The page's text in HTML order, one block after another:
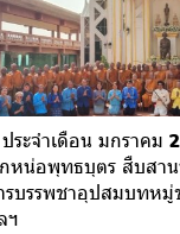
ประจำเดือน มกราค
หน่อพุทธบุตร สืบสา
บรรพชาอุปสมบทหมู่
ฯ